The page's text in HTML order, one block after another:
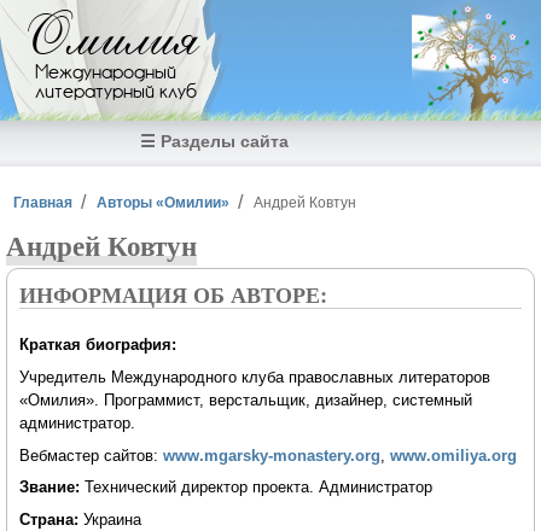
Перейти к основному содержанию
Омилия
Международный
литературный клуб
☰ Разделы сайта
Вы здесь
Главная Авторы «Омилии» Андрей Ковтун
Андрей Ковтун
ИНФОРМАЦИЯ ОБ АВТОРЕ:
Краткая биография:
Учредитель Международного клуба православных литераторов
«Омилия». Программист, верстальщик, дизайнер, системный
администратор.
Вебмастер сайтов: www.mgarsky-monastery.org www.omiliya.org
Звание: Технический директор проекта. Администратор
Страна: Украина